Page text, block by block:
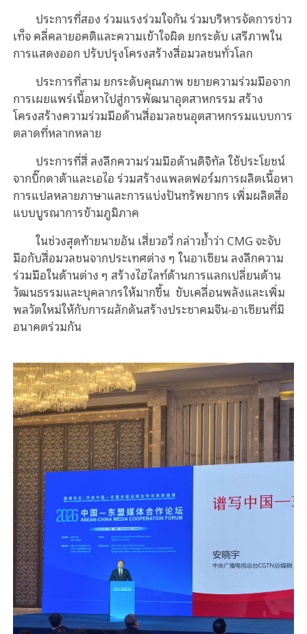
ประการที่สอง ร่วมแรงร่วมใจกัน ร่วมบริหารจัดการข่าว
เท็จ คลี่คลายอคติและความเข้าใจผิด ยกระดับ เสรีภาพใน
การแสดงออก ปรับปรุงโครงสร้างสื่อมวลชนทั่วโลก
ประการที่สาม ยกระดับคุณภาพ ขยายความร่วมมือจาก
การเผยแพร่เนื้อหาไปสู่การพัฒนาอุตสาหกรรม สร้าง
โครงสร้างความร่วมมือด้านสื่อมวลชนอุตสาหกรรมแบบการ
ตลาดที่หลากหลาย
ประการที่สี่ ลงลึกความร่วมมือด้านดิจิทัล ใช้ประโยชน์
จากบิ๊กดาต้าและเอไอ ร่วมสร้างแพลตฟอร์มการผลิตเนื้อหา
การแปลหลายภาษาและการแบ่งปันทรัพยากร เพิ่มผลิตสื่อ
แบบบูรณาการข้ามภูมิภาค
ในช่วงสุดท้ายนายอัน เสี่ยวอวี่ กล่าวย้ำว่า CMG จะจับ
มือกับสื่อมวลชนจากประเทศต่าง ๆ ในอาเซียน ลงลึกความ
ร่วมมือในด้านต่าง ๆ สร้างไฮไลท์ด้านการแลกเปลี่ยนด้าน
วัฒนธรรมและบุคลากรให้มากขึ้น ขับเคลื่อนพลังและเพิ่ม
พลวัตใหม่ให้กับการผลักดันสร้างประชาคมจีน-อาเซียนที่มี
อนาคตร่วมกัน